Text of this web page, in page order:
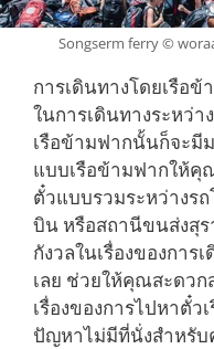
Songserm ferry ©
การเดินทางโดยเรือ
ในการเดินทางระหว่า
เรือข้ามฟากนั้นก็จะมี
แบบเรือข้ามฟากให้คุ
ตั๋วแบบรวมระหว่างร
บิน หรือสถานีขนส่งสุ
กังวลในเรื่องของการ
เลย ช่วยให้คุณสะดว
เรื่องของการไปหาตั๋
ปัญหาไม่มีที่นั่งสำหรับ